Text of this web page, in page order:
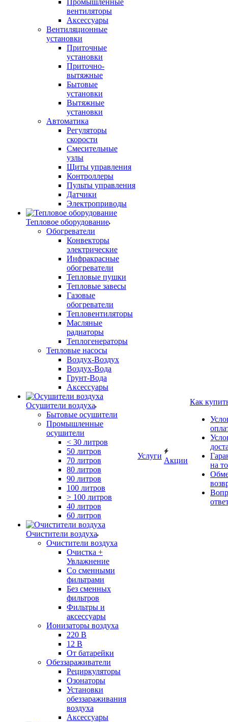
Промышленные
вентиляторы
Аксессуары
Вентиляционные
установки
Приточные
установки
Приточно-
вытяжные
Бытовые
установки
Вытяжные
установки
Автоматика
Регуляторы
скорости
Смесительные
узлы
Щиты управления
Контроллеры
Пульты управления
Датчики
Электроприводы
Тепловое оборудование
Обогреватели
Конвекторы
электрические
Инфракрасные
обогреватели
Тепловые пушки
Тепловые завесы
Газовые
обогреватели
Тепловентиляторы
Масляные
радиаторы
Теплогенераторы
Тепловые насосы
Воздух-Воздух
Воздух-Вода
Грунт-Вода
Аксессуары
Осушители воздуха
Бытовые осушители
Промышленные
осушители
< 30 литров
50 литров
70 литров
80 литров
90 литров
100 литров
> 100 литров
40 литров
60 литров
Очистители воздуха
Очистители воздуха
Очистка +
Увлажнение
Cо сменными
фильтрами
Без сменных
фильтров
Фильтры и
аксессуары
Ионизаторы воздуха
220 В
12 В
От батарейки
Обеззараживатели
Рециркуляторы
Озонаторы
Установки
обеззараживания
воздуха
Аксессуары
Услуги
Акции
Как
на